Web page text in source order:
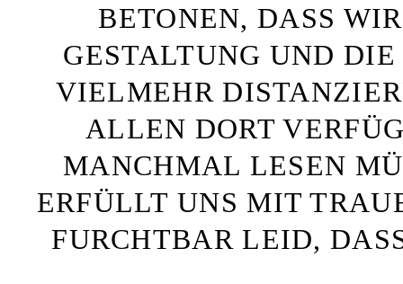
BETONEN, DASS
GESTALTUNG UND
VIELMEHR
ALLEN DORT
MANCHMAL LESEN
ERFÜLLT UNS MIT
FURCHTBAR LEID,